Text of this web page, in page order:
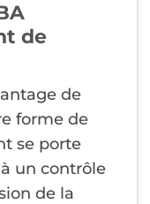
de
de
forme de
se porte
un contrôle
de la